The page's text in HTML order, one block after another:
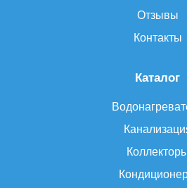
Каталог
Отзывы
Контакты